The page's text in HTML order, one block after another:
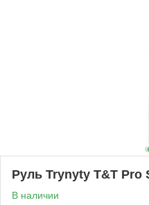
Руль Trynyty T&T Pro
В наличии